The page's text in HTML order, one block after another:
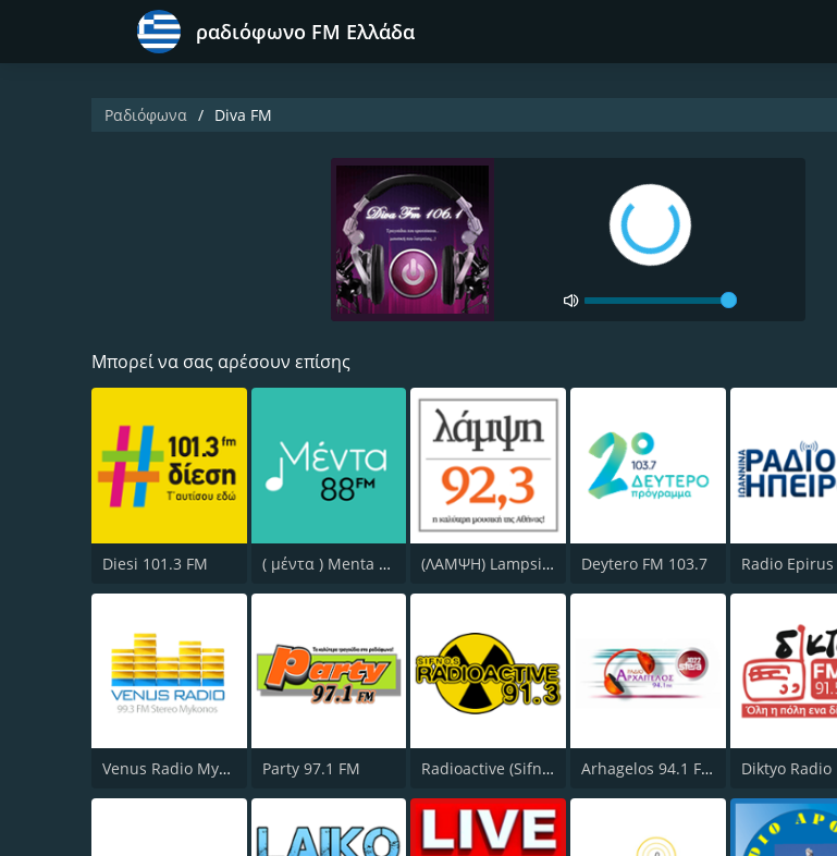
ραδιόφωνο FM Ελλάδα
Ραδιόφωνα Diva FM
Μπορεί να σας αρέσουν επίσης
Diesi 101.3 FM ( μέντα ) Menta 88 FM (ΛΑΜΨΗ) Lampsi 92.3 FM Deytero FM 103.7 Radio Epirus
Venus Radio Mykonos Party 97.1 FM Radioactive (Sifnos) 91.3 FM Arhagelos 94.1 FM Diktyo Radio